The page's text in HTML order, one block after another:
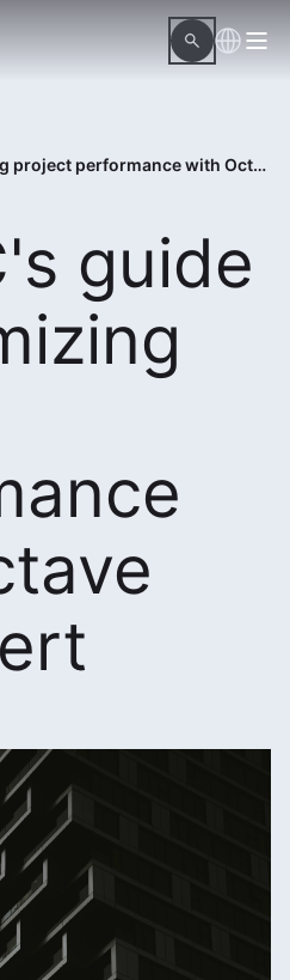
An EPC's guide to optimizing project performance with Octave InConcert
guide